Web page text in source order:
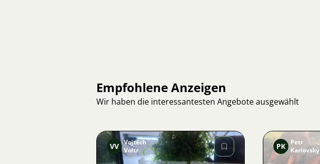
Empfohlene Anzeigen
Wir haben die interessantesten Angebote ausgewählt
VV Vojtěch
Voltr
PK
Petr
Karlovský